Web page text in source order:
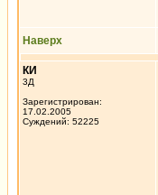
Наверх
КИ
3Д
Зарегистрирован:
17.02.2005
Суждений: 52225